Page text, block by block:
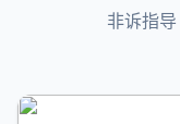
非诉指导